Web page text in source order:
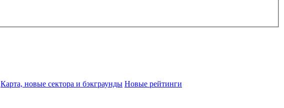
Карта, новые сектора и бэкграунды Новые рейтинги